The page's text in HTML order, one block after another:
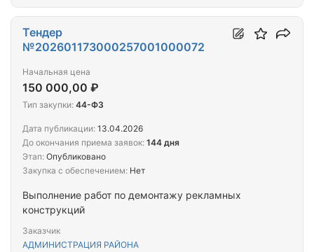
Выполнение работ по демонтажу рекламных
конструкций
Заказчик
АДМИНИСТРАЦИЯ РАЙОНА
Тендер
№202601173000257001000072
Начальная цена
150 000,00 ₽
Тип закупки: 44-ФЗ
Дата публикации: 13.04.2026
До окончания приема заявок: 144 дня
Этап: Опубликовано
Закупка с обеспечением: Нет